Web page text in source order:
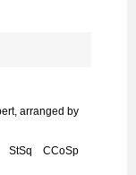
arranged by
StSq CCoSp